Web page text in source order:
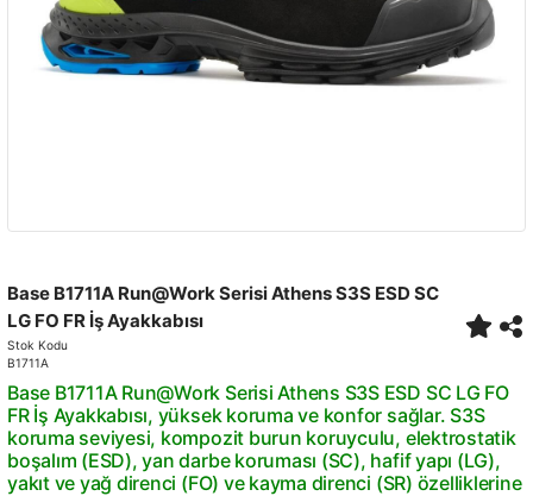
Base B1711A Run@Work Serisi Athens S3S ESD SC
LG FO FR İş Ayakkabısı
Stok Kodu
B1711A
Base B1711A Run@Work Serisi Athens S3S ESD SC LG FO
FR İş Ayakkabısı, yüksek koruma ve konfor sağlar. S3S
koruma seviyesi, kompozit burun koruyculu, elektrostatik
boşalım (ESD), yan darbe koruması (SC), hafif yapı (LG),
yakıt ve yağ direnci (FO) ve kayma direnci (SR) özelliklerine